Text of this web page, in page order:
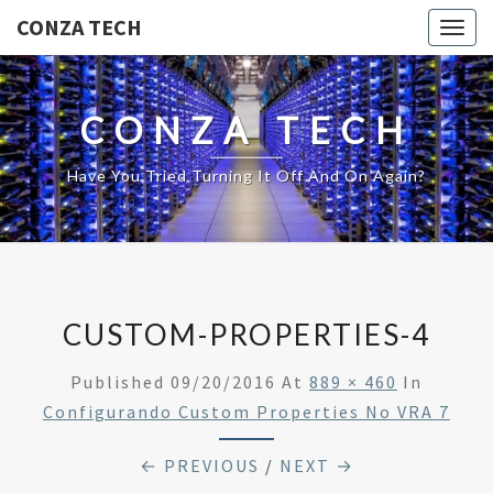
CONZA TECH
CONZA TECH
Have You Tried Turning It Off And On Again?
CUSTOM-PROPERTIES-4
Published 09/20/2016 At 889 × 460 In
Configurando Custom Properties No VRA 7
← PREVIOUS / NEXT →